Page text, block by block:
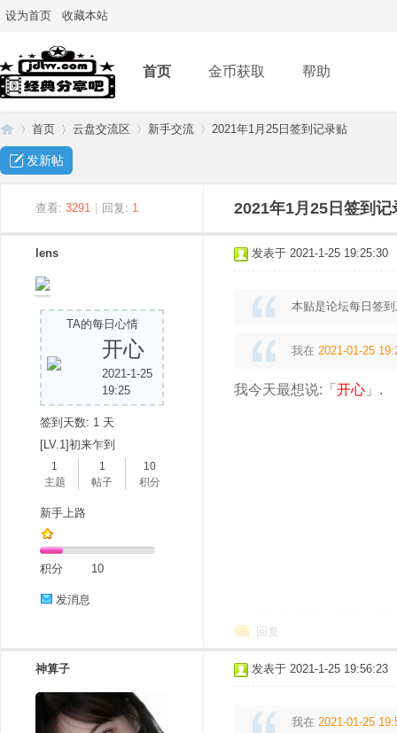
设为首页 收藏本站
首页 金币获取 帮助
首页
›
云盘交流区
›
新手交流 2021年1月25日签到记录贴
发新帖
查看: 3291 回复: 1 2021年1月25日签到记
lens
TA的每日心情
开心
2021-1-25
19:25
签到天数: 1 天
[LV.1]初来乍到
1
主题
1
帖子
10
积分
新手上路
积分 10
发消息
发表于 2021-1-25 19:25:30
本贴是论坛每日签
我在 2021-01-25
我今天最想说:「 开心 」.
回复
神算子 发表于 2021-1-25 19:56:23
我在 2021-01-25